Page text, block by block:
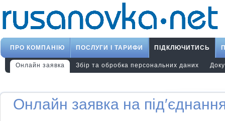
ПРО КОМПАНІЮ ПОСЛУГИ І ТАРИФИ ПІДКЛЮЧИТИСЬ
Онлайн заявка Збір та обробка персональних даних
Онлайн заявка на